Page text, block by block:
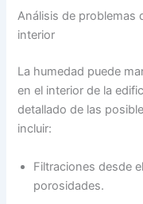
Análisis de problemas
interior
La humedad puede
en el interior de la
detallado de las
incluir:
Filtraciones desde
porosidades.